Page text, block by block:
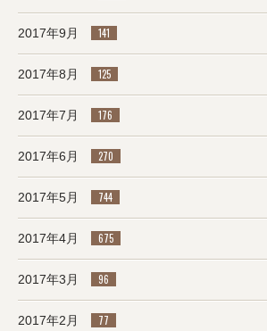
2017年9月 141
2017年8月 125
2017年7月 176
2017年6月 270
2017年5月 744
2017年4月 675
2017年3月 96
2017年2月 77